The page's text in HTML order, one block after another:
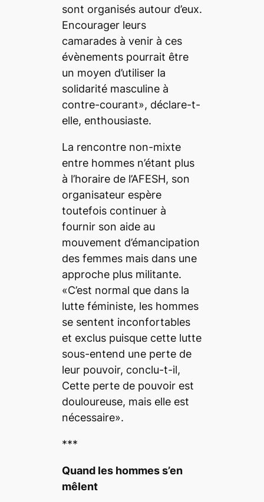
sont organisés autour d’eux.
Encourager leurs
camarades à venir à ces
évènements pourrait être
un moyen d’utiliser la
solidarité masculine à
contre-courant», déclare-t-
elle, enthousiaste.
La rencontre non-mixte
entre hommes n’étant plus
à l’horaire de l’AFESH, son
organisateur espère
toutefois continuer à
fournir son aide au
mouvement d’émancipation
des femmes mais dans une
approche plus militante.
«C’est normal que dans la
lutte féministe, les hommes
se sentent inconfortables
et exclus puisque cette lutte
sous-entend une perte de
leur pouvoir, conclu-t-il,
Cette perte de pouvoir est
douloureuse, mais elle est
nécessaire».
***
Quand les hommes s’en
mêlent